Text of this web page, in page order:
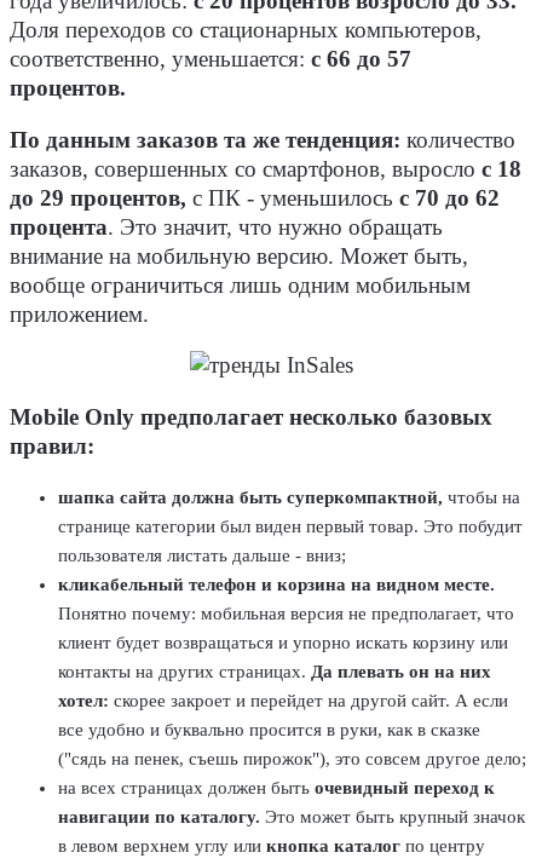
Доля переходов со стационарных компьютеров,
соответственно, уменьшается: с 66 до 57
процентов.
По данным заказов та же тенденция: количество
заказов, совершенных со смартфонов, выросло с 18
до 29 процентов, с ПК - уменьшилось с 70 до 62
процента. Это значит, что нужно обращать
внимание на мобильную версию. Может быть,
вообще ограничиться лишь одним мобильным
приложением.
Mobile Only предполагает несколько базовых
правил:
шапка сайта должна быть суперкомпактной, чтобы на
странице категории был виден первый товар. Это побудит
пользователя листать дальше - вниз;
кликабельный телефон и корзина на видном месте.
Понятно почему: мобильная версия не предполагает, что
клиент будет возвращаться и упорно искать корзину или
контакты на других страницах. Да плевать он на них
хотел: скорее закроет и перейдет на другой сайт. А если
все удобно и буквально просится в руки, как в сказке
("сядь на пенек, съешь пирожок"), это совсем другое дело;
на всех страницах должен быть очевидный переход к
навигации по каталогу. Это может быть крупный значок
в левом верхнем углу или кнопка каталог по центру